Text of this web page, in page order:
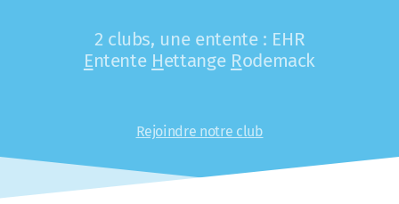
2 clubs, une entente : EHR
Entente Hettange Rodemack
Rejoindre notre club